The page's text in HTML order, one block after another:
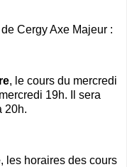
Cergy Axe Majeur :
, le cours du mercredi
19h. Il sera
20h.
, les horaires des cours